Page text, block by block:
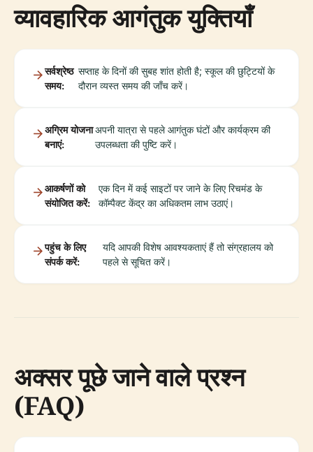
व्यावहारिक आगंतुक युक्तियाँ
सर्वश्रेष्ठ
समय:
सप्ताह के दिनों की सुबह शांत होती है; स्कूल की छुट्टियों के
दौरान व्यस्त समय की जाँच करें।
अग्रिम योजना
बनाएं:
अपनी यात्रा से पहले आगंतुक घंटों और कार्यक्रम की
उपलब्धता की पुष्टि करें।
आकर्षणों को
संयोजित करें:
एक दिन में कई साइटों पर जाने के लिए रिचमंड के
कॉम्पैक्ट केंद्र का अधिकतम लाभ उठाएं।
पहुंच के लिए
संपर्क करें:
यदि आपकी विशेष आवश्यकताएं हैं तो संग्रहालय को
पहले से सूचित करें।
अक्सर पूछे जाने वाले प्रश्न
(FAQ)